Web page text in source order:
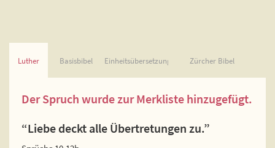
Luther Basisbibel Einheitsübersetzung Zürcher Bibel
Der Spruch wurde zur Merkliste hinzugefügt.
“Liebe deckt alle Übertretungen zu.”